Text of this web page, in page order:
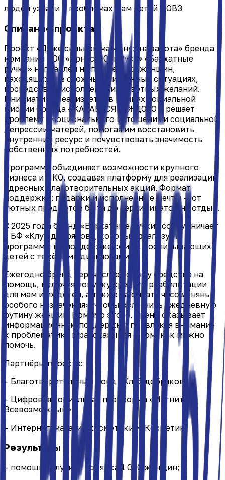
людей узнали о проблемах мам детей с ОВЗ
Описание проекта
Проект «Даже сильной маме нужна забота» бренда
компании ООО «Арнест ЮниРусь» «Бархатные
ручки» направлен на поддержку женщин,
находящихся в сложных жизненных ситуациях,
посредством исполнения их заветных желаний.
Инициатива реализуется в рамках социальной
миссии бренда #КАСАЕТСЯКАЖДОГО и решает
проблему эмоционального истощения и социальной
депрессии матерей, помогая им восстановить
внутренний ресурс и почувствовать значимость
собственных потребностей.
Программа объединяет возможности крупного
бизнеса и НКО, создавая платформу для реализации
адресных благотворительных акций. Формат
поддержки: подарки и исполненные мечты — от
уютных предметов быта до сертификатов на отдых.
С 2025 года бренд «Бархатные ручки» сотрудничает
с БФ «Клуб добряков», который реализует
программы по поддержке семей, воспитывающих
детей с тяжёлыми диагнозами.
Ежегодно бренд перечисляет фонду средства на
помощь, включая покупку средств реабилитации
для мам и их детей, а также на оплату часов «нянь
особого назначения», чтобы облегчить ежедневную
рутину женщин. Помимо этого, бренд оказывает
информационную поддержку, привлекая внимание
к проблематике и рассказывая о том, как можно
помочь.
Партнёры проекта:
– Благотворительный фонд «Клуб добряков»;
– Цифровая социальная платформа «Магнит
Всевозможный»;
– Интернет-магазин косметики М.Косметик.
Результаты
– помощь получили порядка 1 000 женщин;